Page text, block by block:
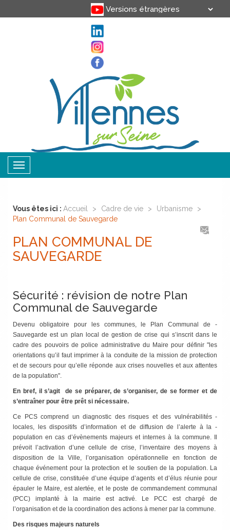
Toggle
navigation
Vous êtes ici : Accueil > Cadre de vie > Urbanisme
>
Plan Communal de Sauvegarde
PLAN COMMUNAL DE
SAUVEGARDE
Sécurité : révision de notre Plan
Communal de Sauvegarde
Devenu obligatoire pour les ­communes, le Plan Communal de ­
Sauvegarde est un plan local de ­gestion de crise qui s’inscrit dans le
cadre des pouvoirs de police ­administrative du Maire pour ­définir "les
orientations qu’il faut ­imprimer à la conduite de la mission de ­protection
et de secours pour qu’elle réponde aux crises nouvelles et aux ­attentes
de la ­population".
En bref, il s’agit de se préparer, de s’organiser, de se former et de
s’entraîner pour être prêt si nécessaire.
Ce PCS comprend un diagnostic des risques et des vulnérabilités ­
locales, les dispositifs d’information et de ­diffusion de l’alerte à la ­
population en cas d’évènements majeurs et ­internes à la commune. Il
prévoit ­l’activation d’une ­cellule de crise, ­l’inventaire des moyens à
disposition de la Ville, ­l’organisation ­opérationnelle en fonction de
chaque événement pour la protection et le soutien de la ­population. La
cellule de crise, constituée d’une équipe d’agents et d’élus réunie pour
épauler le Maire, est ­alertée, et le poste de commandement communal
(PCC) implanté à la mairie est activé. Le PCC est chargé de
l’organisation et de la coordination des actions à mener par la commune.
Des risques majeurs naturels